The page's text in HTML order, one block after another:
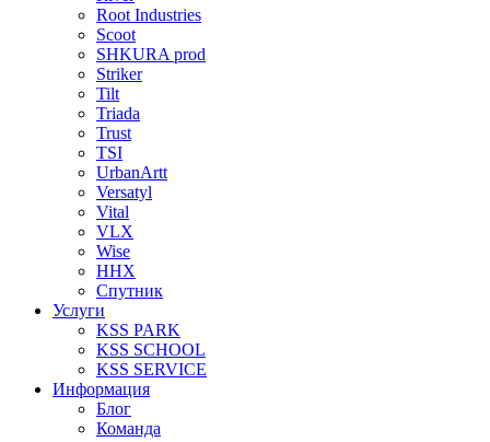
Root Industries
Scoot
SHKURA рrоd
Striker
Tilt
Triada
Trust
TSI
UrbanArtt
Versatyl
Vital
VLX
Wise
ННХ
Спутник
Услуги
KSS PARK
KSS SCHOOL
KSS SERVICE
Информация
Блог
Команда